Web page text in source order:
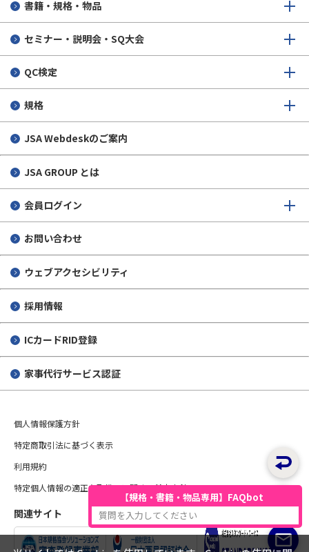
書籍・規格・物品
セミナー・説明会・SQ大会
QC検定
規格
JSA Webdeskのご案内
JSA GROUP とは
会員ログイン
お問い合わせ
ウェブアクセシビリティ
採用情報
ICカードRID登録
家事代行サービス認証
個人情報保護方針
特定商取引法に基づく表示
利用規約
特定個人情報の適正な取扱いに関する基本方針
関連サイト
【規格・書籍・物品専用】FAQbot
質問を入力してください